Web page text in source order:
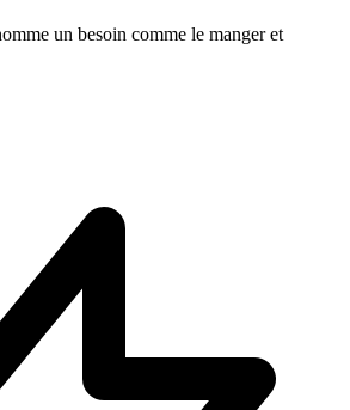
un besoin comme le manger et